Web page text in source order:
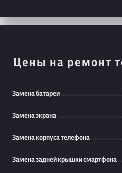
Цены на ремонт
Замена батареи
Замена экрана
Замена корпуса телефона
Замена задней крышки смартфона